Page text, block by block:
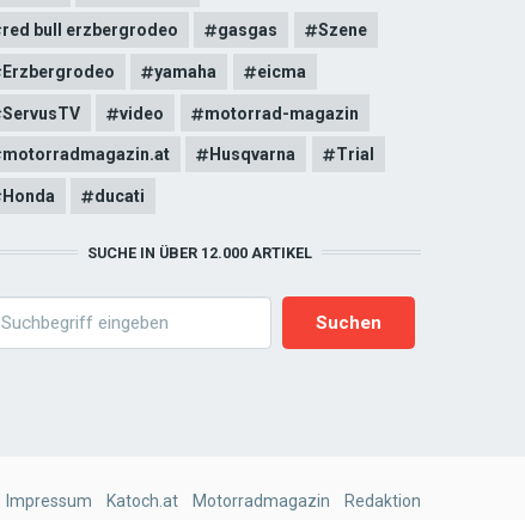
red bull erzbergrodeo gasgas Szene
Erzbergrodeo yamaha eicma
ServusTV video motorrad-magazin
motorradmagazin.at Husqvarna Trial
Honda ducati
SUCHE IN ÜBER 12.000 ARTIKEL
Impressum Katoch.at Motorradmagazin Redaktion